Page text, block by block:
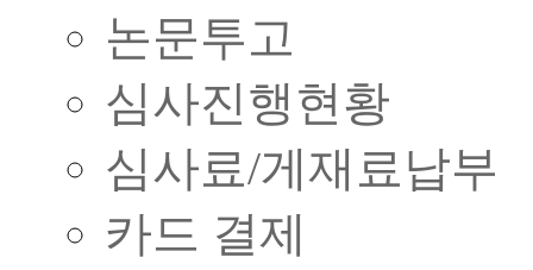
논문투고
심사진행현황
심사료/게재료납부
카드 결제